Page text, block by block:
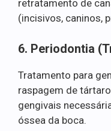
retratamento de
(incisivos, caninos,
6. Periodontia
Tratamento para
raspagem de
gengivais
óssea da boca.